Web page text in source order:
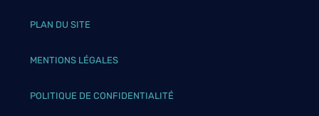
PLAN DU SITE
MENTIONS LÉGALES
POLITIQUE DE CONFIDENTIALITÉ